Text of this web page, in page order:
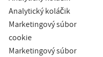
Analytický koláčik
Marketingový súbor
cookie
Marketingový súbor